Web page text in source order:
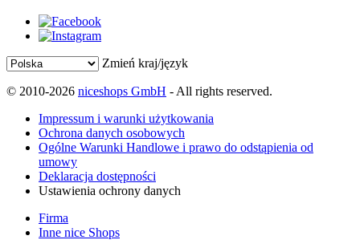
Zmień kraj/język
© 2010-2026 niceshops GmbH - All rights reserved.
Impressum i warunki użytkowania
Ochrona danych osobowych
Ogólne Warunki Handlowe i prawo do odstąpienia od
umowy
Deklaracja dostępności
Ustawienia ochrony danych
Firma
Inne nice Shops